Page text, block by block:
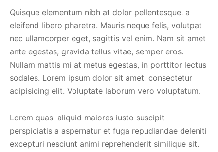
Quisque elementum nibh at dolor pellentesque, a
eleifend libero pharetra. Mauris neque felis, volutpat
nec ullamcorper eget, sagittis vel enim. Nam sit amet
ante egestas, gravida tellus vitae, semper eros.
Nullam mattis mi at metus egestas, in porttitor lectus
sodales. Lorem ipsum dolor sit amet, consectetur
adipisicing elit. Voluptate laborum vero voluptatum.
Lorem quasi aliquid maiores iusto suscipit
perspiciatis a aspernatur et fuga repudiandae deleniti
excepturi nesciunt animi reprehenderit similique sit.